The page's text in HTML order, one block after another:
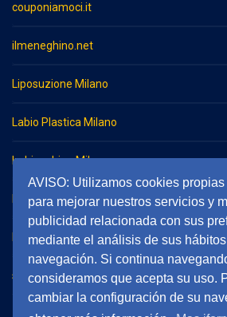
AVISO: Utilizamos cookies
para mejorar nuestros servicios y
publicidad relacionada con sus
mediante el análisis de sus
navegación. Si continua
consideramos que acepta su uso.
cambiar la configuración de su
couponiamoci.it
ilmeneghino.net
Liposuzione Milano
Labio Plastica Milano
Imbianchino Milano
Impresa di pulizie Milano
Impresa di pulizie Monza
serramentieinfissimilano.it